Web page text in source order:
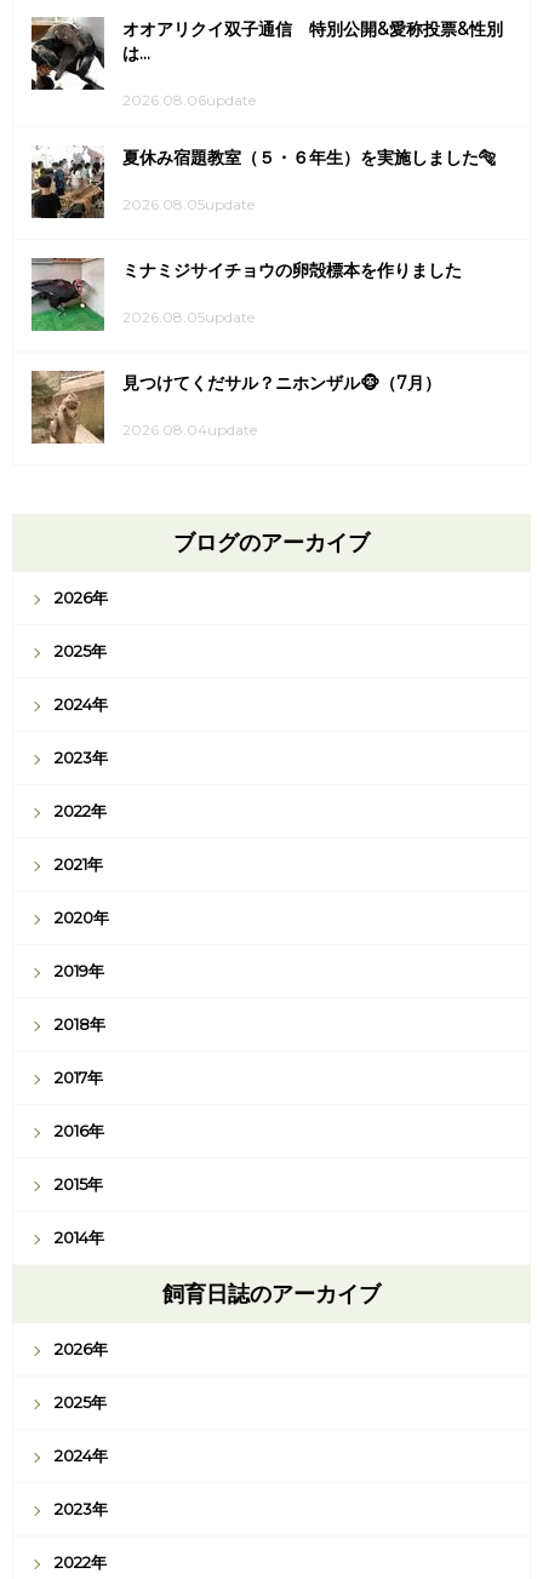
オオアリクイ双子通信 特別公開&愛称投票&性別
は...
2026.08.06update
夏休み宿題教室（５・６年生）を実施しました🐅
2026.08.05update
ミナミジサイチョウの卵殻標本を作りました
2026.08.05update
見つけてくだサル？ニホンザル🐵（7月）
2026.08.04update
ブログのアーカイブ
2026年
2025年
2024年
2023年
2022年
2021年
2020年
2019年
2018年
2017年
2016年
2015年
2014年
飼育日誌のアーカイブ
2026年
2025年
2024年
2023年
2022年